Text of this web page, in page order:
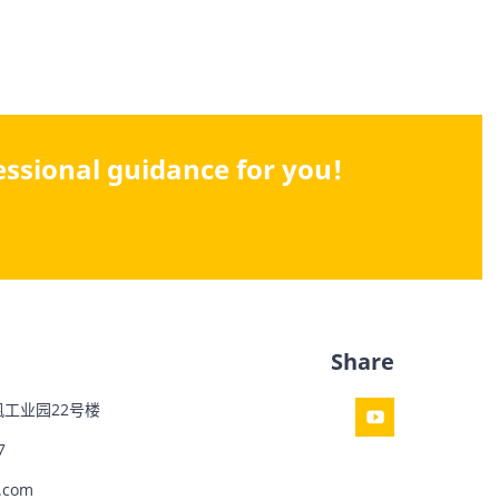
guidance for you!
业园22号楼
Share